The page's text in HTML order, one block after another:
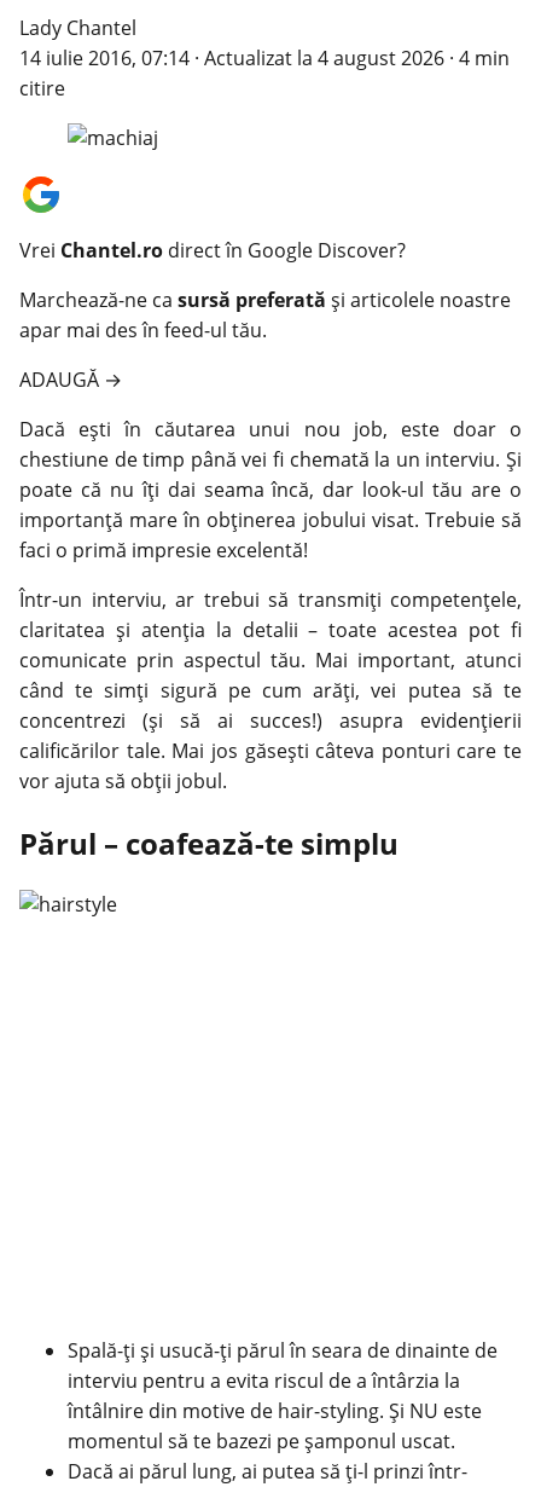
Lady Chantel
14 iulie 2016, 07:14 · Actualizat la 4 august 2026 · 4 min
citire
Vrei Chantel.ro direct în Google Discover?
Marchează-ne ca sursă preferată și articolele noastre
apar mai des în feed-ul tău.
ADAUGĂ →
Dacă ești în căutarea unui nou job, este doar o
chestiune de timp până vei fi chemată la un interviu. Și
poate că nu îți dai seama încă, dar look-ul tău are o
importanță mare în obținerea jobului visat. Trebuie să
faci o primă impresie excelentă!
Într-un interviu, ar trebui să transmiți competențele,
claritatea și atenția la detalii – toate acestea pot fi
comunicate prin aspectul tău. Mai important, atunci
când te simți sigură pe cum arăți, vei putea să te
concentrezi (și să ai succes!) asupra evidențierii
calificărilor tale. Mai jos găsești câteva ponturi care te
vor ajuta să obții jobul.
Părul – coafează-te simplu
Spală-ți și usucă-ți părulîn seara de dinainte de
interviu pentru a evita riscul de a întârzia la
întâlnire din motive de hair-styling. Și NU este
momentul să te bazezi pe șamponul uscat.
Dacă ai părul lung, ai putea să ți-l prinzi într-